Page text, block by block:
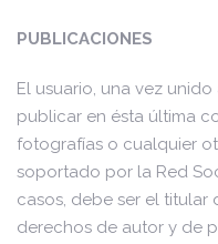
PUBLICACIONES
El usuario, una vez
publicar en ésta última
fotografías o cualquier
soportado por la Red
casos, debe ser el titular
derechos de autor y de